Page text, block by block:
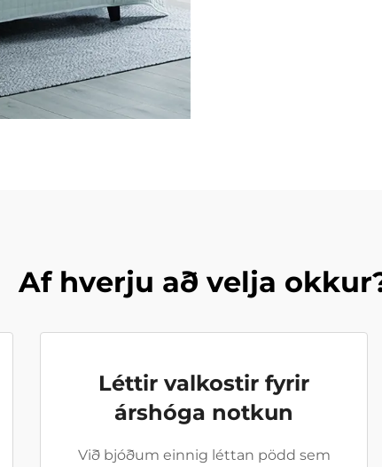
Af hverju að velja
Léttir valkostir fyrir
árshóga notkun
Við bjóðum einnig léttan pödd sem